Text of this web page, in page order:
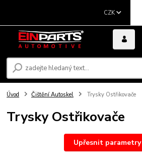
CZK
Úvod Čištění Autoskel Trysky Ostřikovače
Trysky Ostřikovače
Upřesnit parametry